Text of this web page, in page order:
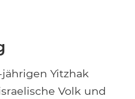
Yitzhak
Volk und